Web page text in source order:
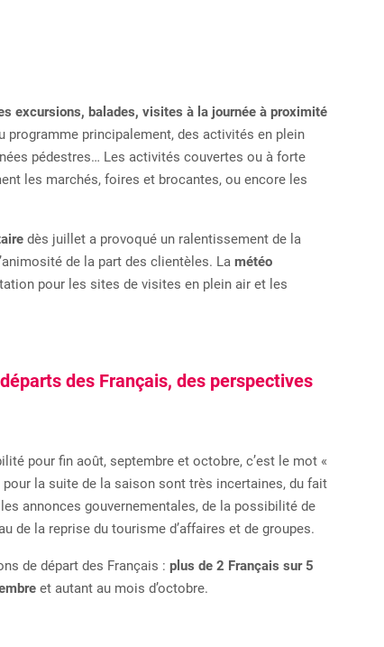
excursions, balades, visites à la journée à proximité
programme principalement, des activités en plein
pédestres… Les activités couvertes ou à forte
les marchés, foires et brocantes, ou encore les
dès juillet a provoqué un ralentissement de la
de la part des clientèles. La météo
pour les sites de visites en plein air et les
des Français, des perspectives
pour fin août, septembre et octobre, c’est le mot «
la suite de la saison sont très incertaines, du fait
annonces gouvernementales, de la possibilité de
de la reprise du tourisme d’affaires et de groupes.
de départ des Français : plus de 2 Français sur 5
et autant au mois d’octobre.